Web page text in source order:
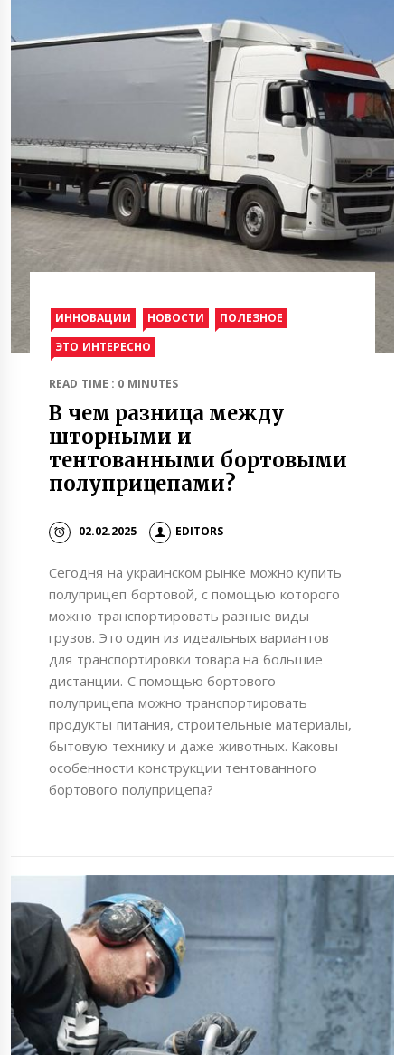
ИННОВАЦИИ НОВОСТИ
ПОЛЕЗНОЕ
ЭТО ИНТЕРЕСНО
READ TIME : 0 MINUTES
В чем разница между
шторными и
тентованными бортовыми
полуприцепами?
02.02.2025 EDITORS
Сегодня на украинском рынке можно купить
полуприцеп бортовой, с помощью которого
можно транспортировать разные виды
грузов. Это один из идеальных вариантов
для транспортировки товара на большие
дистанции. С помощью бортового
полуприцепа можно транспортировать
продукты питания, строительные материалы,
бытовую технику и даже животных. Каковы
особенности конструкции тентованного
бортового полуприцепа?